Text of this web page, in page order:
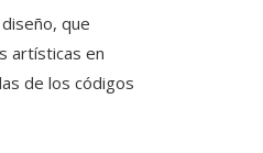
que
artísticas en
de los códigos